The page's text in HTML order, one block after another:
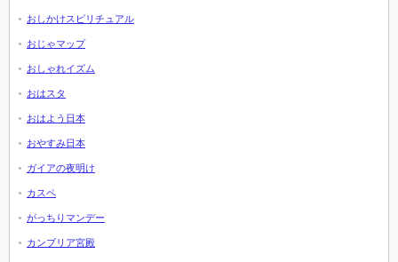
おしかけスピリチュアル
おじゃマップ
おしゃれイズム
おはスタ
おはよう日本
おやすみ日本
ガイアの夜明け
カスペ
がっちりマンデー
カンブリア宮殿